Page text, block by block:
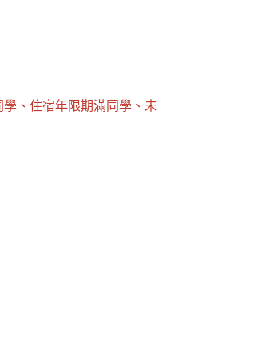
、住宿年限期滿同學、未